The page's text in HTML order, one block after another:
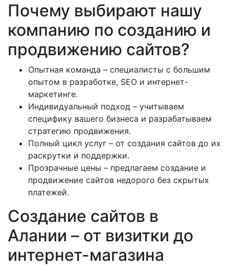
Почему выбирают нашу
компанию по созданию и
продвижению сайтов?
Опытная команда – специалисты с большим
опытом в разработке, SEO и интернет-
маркетинге.
Индивидуальный подход – учитываем
специфику вашего бизнеса и разрабатываем
стратегию продвижения.
Полный цикл услуг – от создания сайтов до их
раскрутки и поддержки.
Прозрачные цены – предлагаем создание и
продвижение сайтов недорого без скрытых
платежей.
Создание сайтов в
Алании – от визитки до
интернет-магазина